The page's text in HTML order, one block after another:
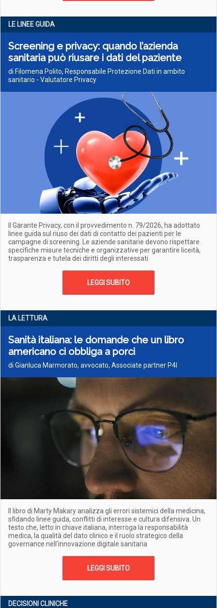
LE LINEE GUIDA
Screening e privacy: quando l’azienda
sanitaria può riusare i dati del paziente
di Filomena Polito, Responsabile Protezione Dati in ambito
sanitario - Valutatore Privacy
Il Garante Privacy, con il provvedimento n. 79/2026, ha adottato
linee guida sul riuso dei dati di contatto dei pazienti per le
campagne di screening. Le aziende sanitarie devono rispettare
specifiche misure tecniche e organizzative per garantire liceità,
trasparenza e tutela dei diritti degli interessati
LEGGI SUBITO
LA LETTURA
Sanità italiana: le domande che un libro
americano ci obbliga a porci
di Gianluca Marmorato, avvocato, Associate partner P4I
Il libro di Marty Makary analizza gli errori sistemici della medicina,
sfidando linee guida, conflitti di interesse e cultura difensiva. Un
testo che, letto in chiave italiana, interroga la responsabilità
medica, la qualità del dato clinico e il ruolo strategico della
governance nell'innovazione digitale sanitaria
LEGGI SUBITO
DECISIONI CLINICHE